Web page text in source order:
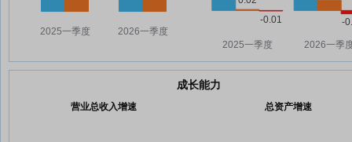
成长能力
营业总收入增速 总资产增速